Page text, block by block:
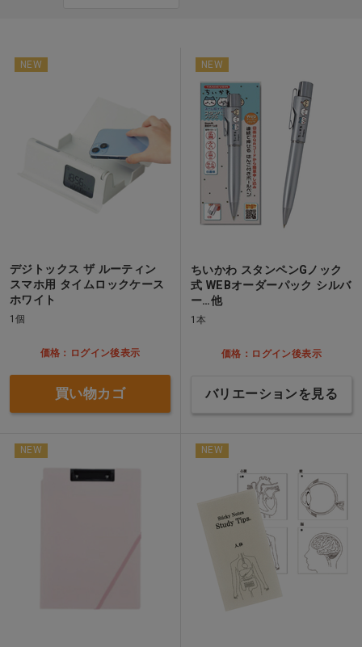
NEW
デジトックス ザ ルーティン
スマホ用 タイムロックケース
ホワイト
1個
価格：ログイン後表示
買い物カゴ
NEW
ちいかわ スタンペンGノック
式 WEBオーダーパック シルバ
ー…他
1本
価格：ログイン後表示
バリエーションを見る
NEW NEW